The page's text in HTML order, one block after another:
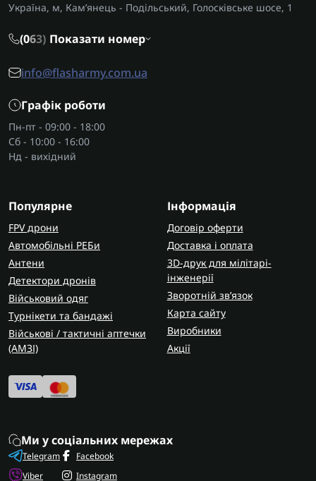
Україна, м, Кам’янець - Подільський, Голосківське шосе, 1
(063) Показати номер
info@flasharmy.com.ua
Графік роботи
Пн-пт - 09:00 - 18:00
Сб - 10:00 - 16:00
Нд - вихідний
Популярне
FPV дрони
Автомобільні РЕБи
Антени
Детектори дронів
Військовий одяг
Турнікети та бандажі
Військові / тактичні аптечки
(AMЗІ)
Інформація
Договір оферти
Доставка і оплата
3D-друк для мілітарі-
інженерії
Зворотній зв’язок
Карта сайту
Виробники
Акції
Ми у соціальних мережах
Telegram
Viber
Facebook
Instagram